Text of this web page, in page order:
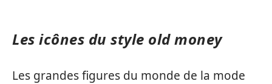
Les icônes du style old money
Les grandes figures du monde de la mode